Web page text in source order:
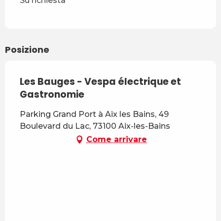
Posizione
Les Bauges - Vespa électrique et
Gastronomie
Parking Grand Port à Aix les Bains, 49
Boulevard du Lac, 73100 Aix-les-Bains
Come arrivare